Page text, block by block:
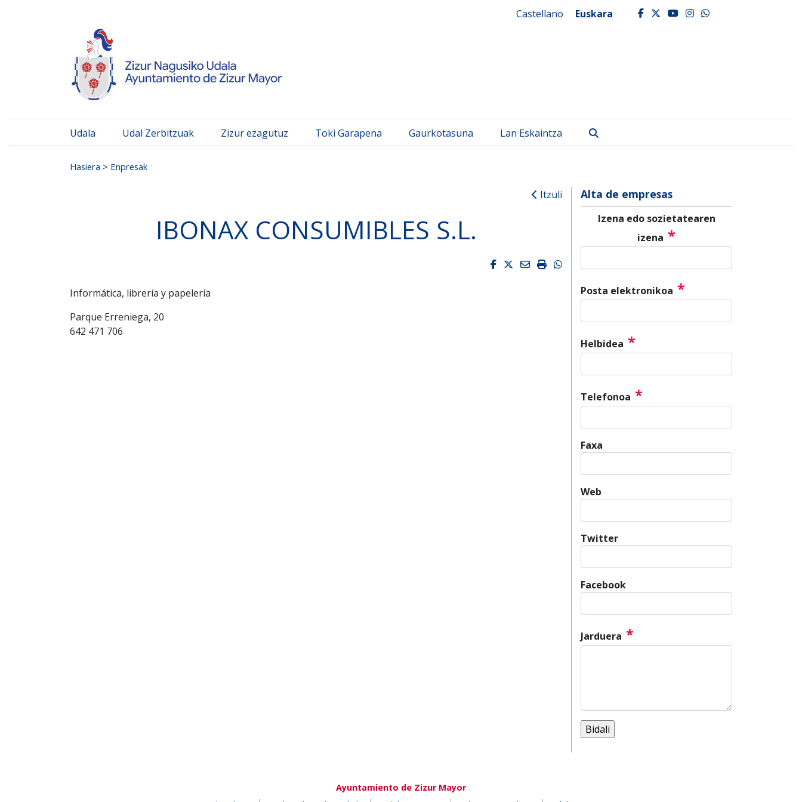
Castellano Euskara facebook
twitter
youtube
instagram
whatsapp
Udala Udal Zerbitzuak Zizur ezagutuz Toki Garapena Gaurkotasuna Lan Eskaintza
Hasiera > Enpresak
Itzuli
IBONAX CONSUMIBLES S.L.
Facebook
Twitter
EmailImprimirWhatsapp
Informática, librería y papelería
Parque Erreniega, 20
642 471 706
Alta de empresas
Izena edo sozietatearen
izena *
Posta elektronikoa *
Helbidea *
Telefonoa *
Faxa
Web
Twitter
Facebook
Jarduera *
Ayuntamiento de Zizur Mayor